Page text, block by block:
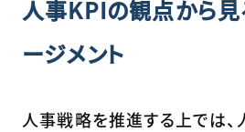
人事KPIの観点から見
ージメント
人事戦略を推進する上では